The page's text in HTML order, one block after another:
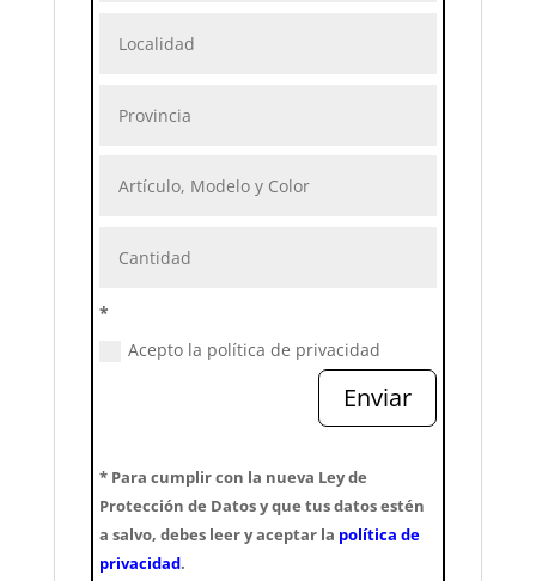
*
Acepto la política de privacidad
Enviar
* Para cumplir con la nueva Ley de
Protección de Datos y que tus datos estén
a salvo, debes leer y aceptar la política de
privacidad.